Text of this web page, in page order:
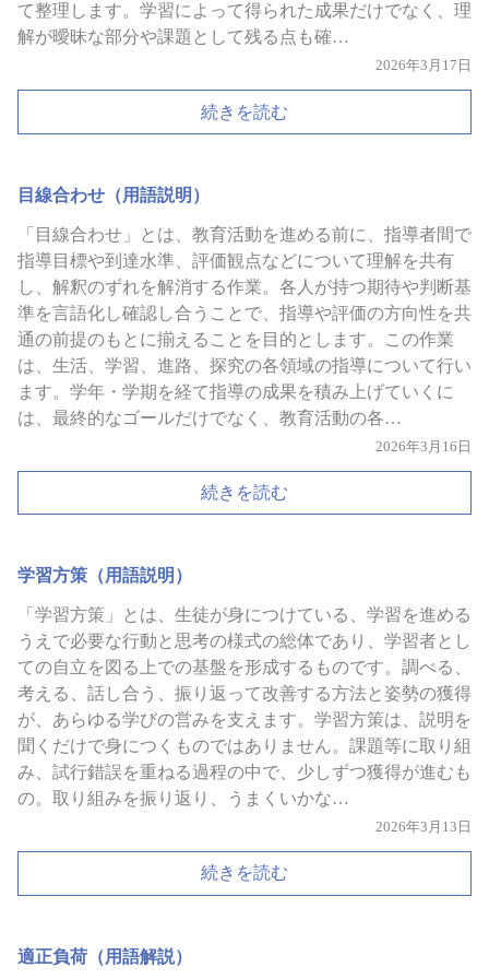
て整理します。学習によって得られた成果だけでなく、理
解が曖昧な部分や課題として残る点も確…
2026年3月17日
続きを読む
目線合わせ（用語説明）
「目線合わせ」とは、教育活動を進める前に、指導者間で
指導目標や到達水準、評価観点などについて理解を共有
し、解釈のずれを解消する作業。各人が持つ期待や判断基
準を言語化し確認し合うことで、指導や評価の方向性を共
通の前提のもとに揃えることを目的とします。この作業
は、生活、学習、進路、探究の各領域の指導について行い
ます。学年・学期を経て指導の成果を積み上げていくに
は、最終的なゴールだけでなく、教育活動の各…
2026年3月16日
続きを読む
学習方策（用語説明）
「学習方策」とは、生徒が身につけている、学習を進める
うえで必要な行動と思考の様式の総体であり、学習者とし
ての自立を図る上での基盤を形成するものです。調べる、
考える、話し合う、振り返って改善する方法と姿勢の獲得
が、あらゆる学びの営みを支えます。学習方策は、説明を
聞くだけで身につくものではありません。課題等に取り組
み、試行錯誤を重ねる過程の中で、少しずつ獲得が進むも
の。取り組みを振り返り、うまくいかな…
2026年3月13日
続きを読む
適正負荷（用語解説）